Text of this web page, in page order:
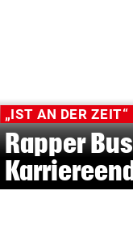
„IST AN DER ZEIT“
Rapper